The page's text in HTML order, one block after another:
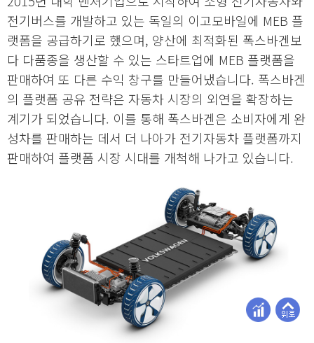
전기버스를 개발하고 있는 독일의 이고모바일에 MEB 플
랫폼을 공급하기로 했으며, 양산에 최적화된 폭스바겐보
다 다품종을 생산할 수 있는 스타트업에 MEB 플랫폼을
판매하여 또 다른 수익 창구를 만들어냈습니다. 폭스바겐
의 플랫폼 공유 전략은 자동차 시장의 외연을 확장하는
계기가 되었습니다. 이를 통해 폭스바겐은 소비자에게 완
성차를 판매하는 데서 더 나아가 전기자동차 플랫폼까지
판매하여 플랫폼 시장 시대를 개척해 나가고 있습니다.